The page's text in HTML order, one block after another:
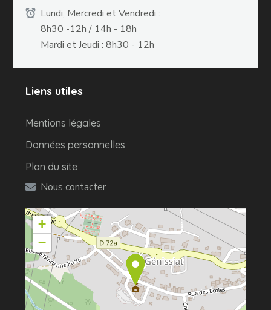
Lundi, Mercredi et Vendredi :
8h30 -12h / 14h - 18h
Mardi et Jeudi : 8h30 - 12h
Liens utiles
Mentions légales
Données personnelles
Plan du site
Nous contacter
+
−